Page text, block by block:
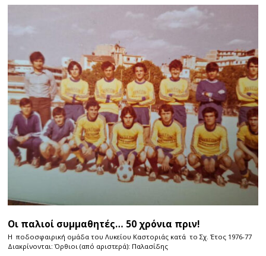
Οι παλιοί συμμαθητές… 50 χρόνια πριν!
Η ποδοσφαιρική ομάδα του Λυκείου Καστοριάς κατά το Σχ. Έτος 1976-77
Διακρίνονται: Όρθιοι (από αριστερά): Παλασίδης